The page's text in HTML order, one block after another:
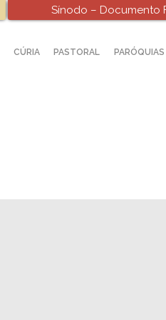
Sínodo – Documento
CÚRIA PASTORAL PARÓQUIAS